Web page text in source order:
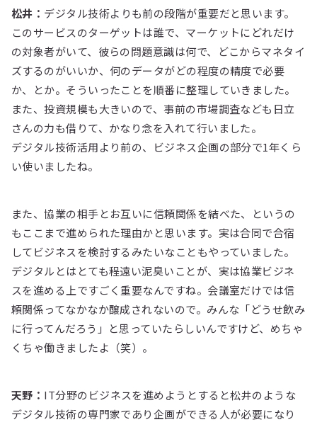
松井： デジタル技術よりも前の段階が重要だと思います。
このサービスのターゲットは誰で、マーケットにどれだけ
の対象者がいて、彼らの問題意識は何で、どこからマネタイ
ズするのがいいか、何のデータがどの程度の精度で必要
か、とか。そういったことを順番に整理していきました。
また、投資規模も大きいので、事前の市場調査なども日立
さんの力も借りて、かなり念を入れて行いました。
デジタル技術活用より前の、ビジネス企画の部分で1年くら
い使いましたね。
また、協業の相手とお互いに信頼関係を結べた、というの
もここまで進められた理由かと思います。実は合同で合宿
してビジネスを検討するみたいなこともやっていました。
デジタルとはとても程遠い泥臭いことが、実は協業ビジネ
スを進める上ですごく重要なんですね。会議室だけでは信
頼関係ってなかなか醸成されないので。みんな「どうせ飲み
に行ってんだろう」と思っていたらしいんですけど、めちゃ
くちゃ働きましたよ（笑）。
天野： IT分野のビジネスを進めようとすると松井のような
デジタル技術の専門家であり企画ができる人が必要になり